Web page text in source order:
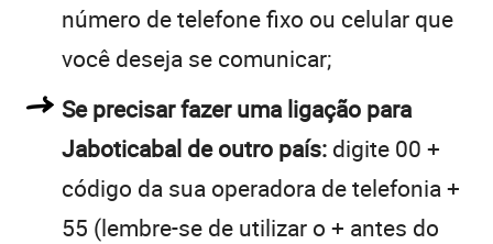
número de telefone fixo ou celular que
você deseja se comunicar;
Se precisar fazer uma ligação para
Jaboticabal de outro país: digite 00 +
código da sua operadora de telefonia +
55 (lembre-se de utilizar o + antes do